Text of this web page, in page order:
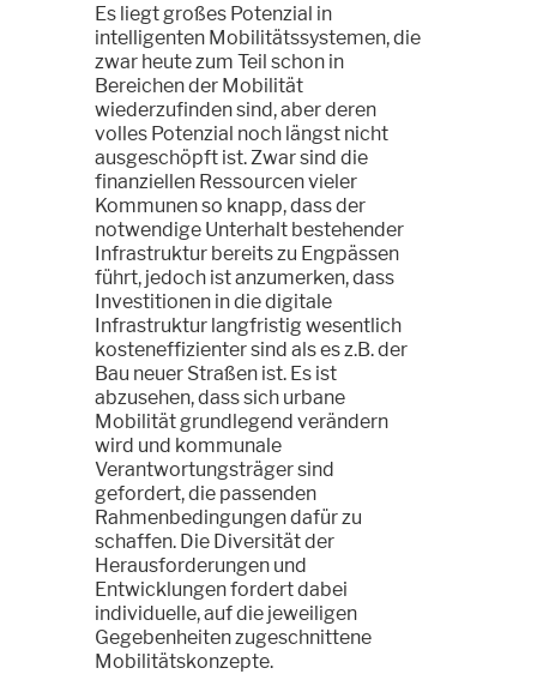
Es liegt großes Potenzial in
intelligenten Mobilitätssystemen, die
zwar heute zum Teil schon in
Bereichen der Mobilität
wiederzufinden sind, aber deren
volles Potenzial noch längst nicht
ausgeschöpft ist. Zwar sind die
finanziellen Ressourcen vieler
Kommunen so knapp, dass der
notwendige Unterhalt bestehender
Infrastruktur bereits zu Engpässen
führt, jedoch ist anzumerken, dass
Investitionen in die digitale
Infrastruktur langfristig wesentlich
kosteneffizienter sind als es z.B. der
Bau neuer Straßen ist. Es ist
abzusehen, dass sich urbane
Mobilität grundlegend verändern
wird und kommunale
Verantwortungsträger sind
gefordert, die passenden
Rahmenbedingungen dafür zu
schaffen. Die Diversität der
Herausforderungen und
Entwicklungen fordert dabei
individuelle, auf die jeweiligen
Gegebenheiten zugeschnittene
Mobilitätskonzepte.